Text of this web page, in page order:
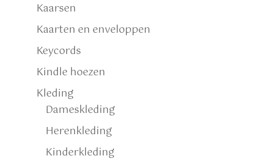
Kaarsen
Kaarten en enveloppen
Keycords
Kindle hoezen
Kleding
Dameskleding
Herenkleding
Kinderkleding